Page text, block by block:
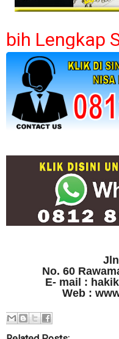
No. 60
E- mail :
Web :